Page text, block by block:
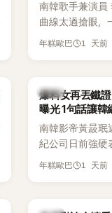
南韓歌手兼演員
曲線太過搶眼，
手術」，最後甚
口回憶這段「隆
翻出來熱議。 2
《我的經紀人太
兼顧工作與育兒
——李智惠、李
年糕歐巴 1 天前
韓星
爆料女再丟鐵
曝光 1句話讓韓
南韓影帝黃晸珉
紀公司日前強硬
嫌長期跟蹤黃晸
年糕歐巴 1 天前